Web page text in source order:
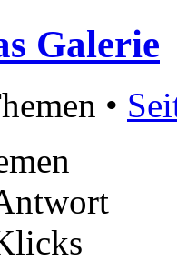
Galerie
•